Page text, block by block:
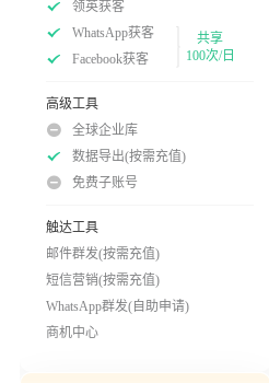
领英获客
WhatsApp获客
Facebook获客
共享
100次/日
高级工具
全球企业库
数据导出(按需充值)
免费子账号
触达工具
邮件群发(按需充值)
短信营销(按需充值)
WhatsApp群发(自助申请)
商机中心